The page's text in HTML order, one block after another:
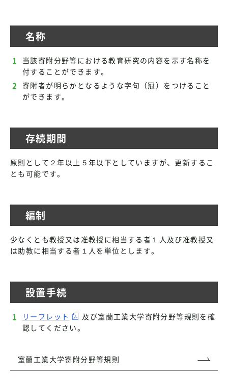
名称
当該寄附分野等における教育研究の内容を示す名称を
付することができます。
寄附者が明らかとなるような字句（冠）をつけること
ができます。
存続期間
原則として２年以上５年以下としていますが、更新するこ
とも可能です。
編制
少なくとも教授又は准教授に相当する者１人及び准教授又
は助教に相当する者１人を単位とします。
設置手続
リーフレット
及び室蘭工業大学寄附分野等規則を確
認してください。
室蘭工業大学寄附分野等規則